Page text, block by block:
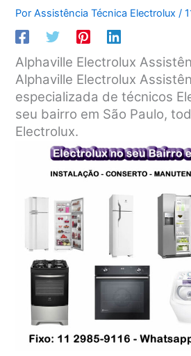
PorAssistência Técnica Electrolux/
Alphaville Electrolux
Alphaville Electrolux
especializada de técnicos
seu bairro em São Paulo,
Electrolux.